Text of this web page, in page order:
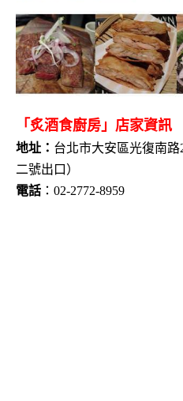
「炙酒食廚房」店家資訊
地址： 台北市大安區光復南
二號出口）
電話 ：02-2772-8959